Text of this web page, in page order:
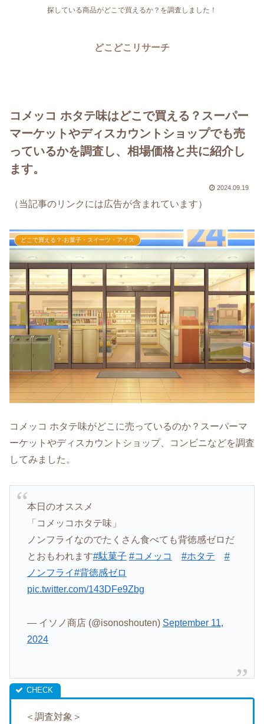
探している商品がどこで買えるか？を調査しました！
どこどこリサーチ
コメッコ ホタテ味はどこで買える？スーパー
マーケットやディスカウントショップでも売
っているかを調査し、相場価格と共に紹介し
ます。
2024.09.19
（当記事のリンクには広告が含まれています）
どこで買える？-お菓子・スイーツ・アイス
コメッコ ホタテ味がどこに売っているのか？スーパーマ
ーケットやディスカウントショップ、コンビニなどを調査
してみました。
本日のオススメ
「コメッコホタテ味」
ノンフライなのでたくさん食べても背徳感ゼロだ
とおもわれます#駄菓子 #コメッコ #ホタテ
#
ノンフライ#背徳感ゼロ
pic.twitter.com/143DFe9Zbg
— イソノ商店 (@isonoshouten) September 11,
2024
＜調査対象＞